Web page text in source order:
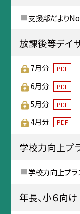
支援部だより
放課後等デイ
7月分 PDF
6月分 PDF
5月分 PDF
4月分 PDF
学校力向上プ
学校力向上プラ
年長、小６向